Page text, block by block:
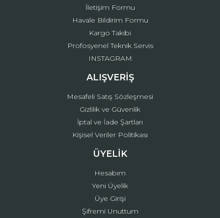
Gönder
İletişim Formu
Havale Bildirim Formu
Kargo Takibi
Profosyenel Teknik Servis
INSTAGRAM
ALIŞVERİŞ
Mesafeli Satış Sözleşmesi
Gizlilik ve Güvenlik
İptal ve İade Şartları
Kişisel Veriler Politikası
ÜYELİK
Hesabım
Yeni Üyelik
Üye Girişi
Şifremi Unuttum